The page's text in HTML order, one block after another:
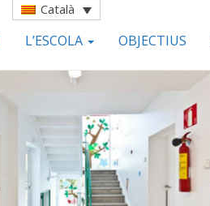
Català
L’ESCOLA OBJECTIUS